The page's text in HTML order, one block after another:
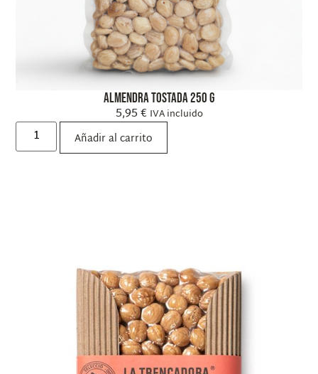
Almendra Tostada 250 g
5,95€ IVA incluido
Añadir al carrito